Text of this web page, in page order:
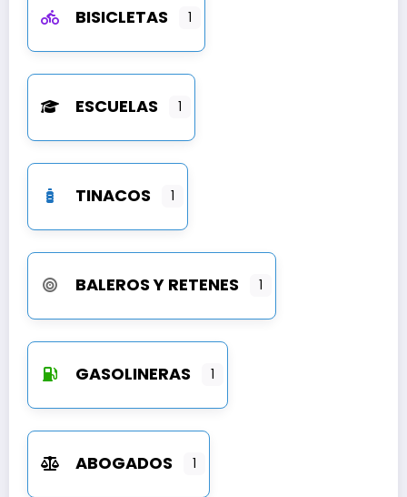
BISICLETAS 1
ESCUELAS 1
TINACOS 1
BALEROS Y RETENES 1
GASOLINERAS 1
ABOGADOS 1